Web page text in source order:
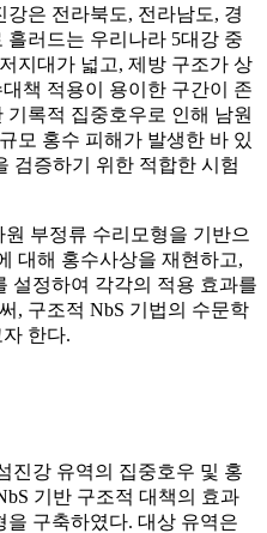
은 전라북도, 전라남도, 경
러드는 우리나라 5대강 중
지대가 넓고, 제방 구조가 상
책 적용이 용이한 구간이 존
기록적 집중호우로 인해 남원
모 홍수 피해가 발생한 바 있
검증하기 위한 적합한 시험
부정류 수리모형을 기반으
대해 홍수사상을 재현하고,
설정하여 각각의 적용 효과를
, 구조적 NbS 기법의 수문학
한다.
진강 유역의 집중호우 및 홍
기반 구조적 대책의 효과
구축하였다. 대상 유역은